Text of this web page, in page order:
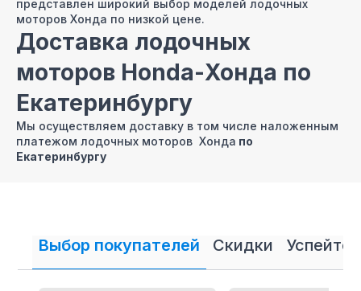
представлен широкий выбор моделей лодочных
моторов Хонда по низкой цене.
Доставка лодочных
моторов Honda-Хонда по
Екатеринбургу
Мы осуществляем доставку в том числе наложенным
платежом лодочных моторов Хонда по
Екатеринбургу
Екатеринбурге ЕКБ в
кредит и рассрочку
Выбор покупателей Скидки Успейте